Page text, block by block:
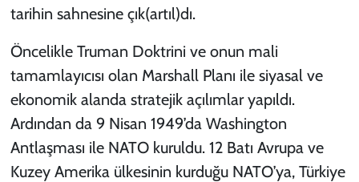
tarihin sahnesine çık(artıl)dı.
Öncelikle Truman Doktrini ve onun mali
tamamlayıcısı olan Marshall Planı ile siyasal ve
ekonomik alanda stratejik açılımlar yapıldı.
Ardından da 9 Nisan 1949’da Washington
Antlaşması ile NATO kuruldu. 12 Batı Avrupa ve
Kuzey Amerika ülkesinin kurduğu NATO’ya, Türkiye